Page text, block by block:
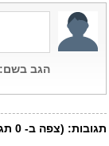
הגב בשם:
תגובות: (צפה ב- 0